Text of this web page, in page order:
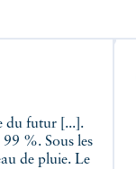
%. Sous les
de pluie. Le